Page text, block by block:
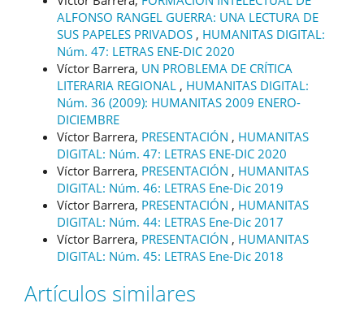
ALFONSO RANGEL GUERRA: UNA LECTURA DE
SUS PAPELES PRIVADOS , HUMANITAS DIGITAL:
Núm. 47: LETRAS ENE-DIC 2020
Víctor Barrera, UN PROBLEMA DE CRÍTICA
LITERARIA REGIONAL , HUMANITAS DIGITAL:
Núm. 36 (2009): HUMANITAS 2009 ENERO-
DICIEMBRE
Víctor Barrera, PRESENTACIÓN , HUMANITAS
DIGITAL: Núm. 47: LETRAS ENE-DIC 2020
Víctor Barrera, PRESENTACIÓN , HUMANITAS
DIGITAL: Núm. 46: LETRAS Ene-Dic 2019
Víctor Barrera, PRESENTACIÓN , HUMANITAS
DIGITAL: Núm. 44: LETRAS Ene-Dic 2017
Víctor Barrera, PRESENTACIÓN , HUMANITAS
DIGITAL: Núm. 45: LETRAS Ene-Dic 2018
Artículos similares